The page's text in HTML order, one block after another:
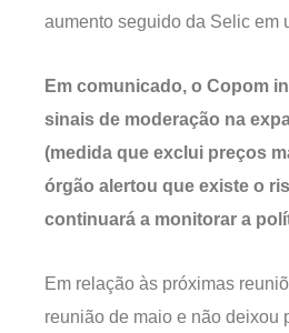
aumento seguido da Selic em
Em comunicado, o Copom
sinais de moderação na
(medida que exclui preços
órgão alertou que existe o
continuará a monitorar a
Em relação às próximas
reunião de maio e não deixou